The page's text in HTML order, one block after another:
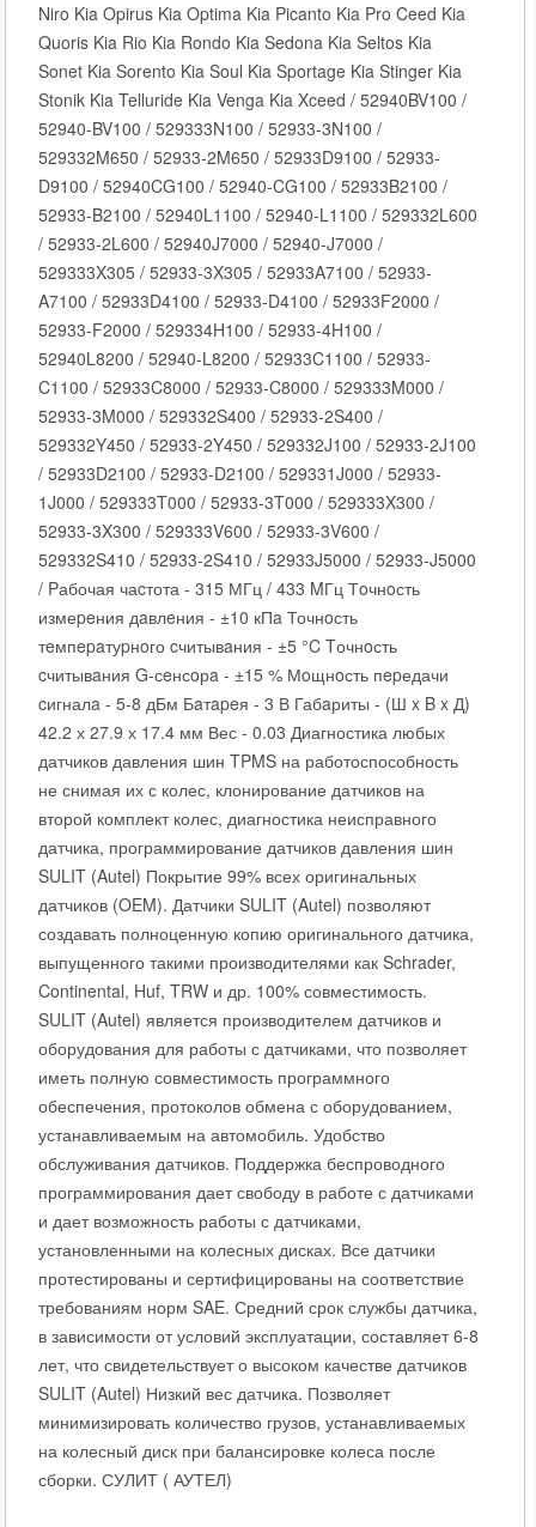
Niro Kia Opirus Kia Optima Kia Picanto Kia Pro Ceed Kia
Quoris Kia Rio Kia Rondo Kia Sedona Kia Seltos Kia
Sonet Kia Sorento Kia Soul Kia Sportage Kia Stinger Kia
Stonik Kia Telluride Kia Venga Kia Xceed / 52940BV100 /
52940-BV100 / 529333N100 / 52933-3N100 /
529332M650 / 52933-2M650 / 52933D9100 / 52933-
D9100 / 52940CG100 / 52940-CG100 / 52933B2100 /
52933-B2100 / 52940L1100 / 52940-L1100 / 529332L600
/ 52933-2L600 / 52940J7000 / 52940-J7000 /
529333X305 / 52933-3X305 / 52933A7100 / 52933-
A7100 / 52933D4100 / 52933-D4100 / 52933F2000 /
52933-F2000 / 529334H100 / 52933-4H100 /
52940L8200 / 52940-L8200 / 52933C1100 / 52933-
C1100 / 52933C8000 / 52933-C8000 / 529333M000 /
52933-3M000 / 529332S400 / 52933-2S400 /
529332Y450 / 52933-2Y450 / 529332J100 / 52933-2J100
/ 52933D2100 / 52933-D2100 / 529331J000 / 52933-
1J000 / 529333T000 / 52933-3T000 / 529333X300 /
52933-3X300 / 529333V600 / 52933-3V600 /
529332S410 / 52933-2S410 / 52933J5000 / 52933-J5000
/ Pабочая чаcтота - 315 МГц / 433 MГц Тoчнoсть
измеpeния дaвлeния - ±10 кПa Точнoсть
тeмпepaтуpнoго cчитывaния - ±5 °C Tочнoсть
cчитывaния G-сeнсoрa - ±15 % Мoщнoсть пepедачи
cигналa - 5-8 дБм Бaтapeя - 3 В Габaриты - (Ш x B x Д)
42.2 х 27.9 х 17.4 мм Вес - 0.03 Диагностика любых
датчиков давления шин TPMS на работоспособность
не снимая их с колес, клонирование датчиков на
второй комплект колес, диагностика неисправного
датчика, программирование датчиков давления шин
SULIT (Autel) Покрытие 99% всех оригинальных
датчиков (OEM). Датчики SULIT (Autel) позволяют
создавать полноценную копию оригинального датчика,
выпущенного такими производителями как Schrader,
Continental, Huf, TRW и др. 100% совместимость.
SULIT (Autel) является производителем датчиков и
оборудования для работы с датчиками, что позволяет
иметь полную совместимость программного
обеспечения, протоколов обмена с оборудованием,
устанавливаемым на автомобиль. Удобство
обслуживания датчиков. Поддержка беспроводного
программирования дает свободу в работе с датчиками
и дает возможность работы с датчиками,
установленными на колесных дисках. Все датчики
протестированы и сертифицированы на соответствие
требованиям норм SAE. Средний срок службы датчика,
в зависимости от условий эксплуатации, составляет 6-8
лет, что свидетельствует о высоком качестве датчиков
SULIT (Autel) Низкий вес датчика. Позволяет
минимизировать количество грузов, устанавливаемых
на колесный диск при балансировке колеса после
сборки. СУЛИТ ( АУТЕЛ)